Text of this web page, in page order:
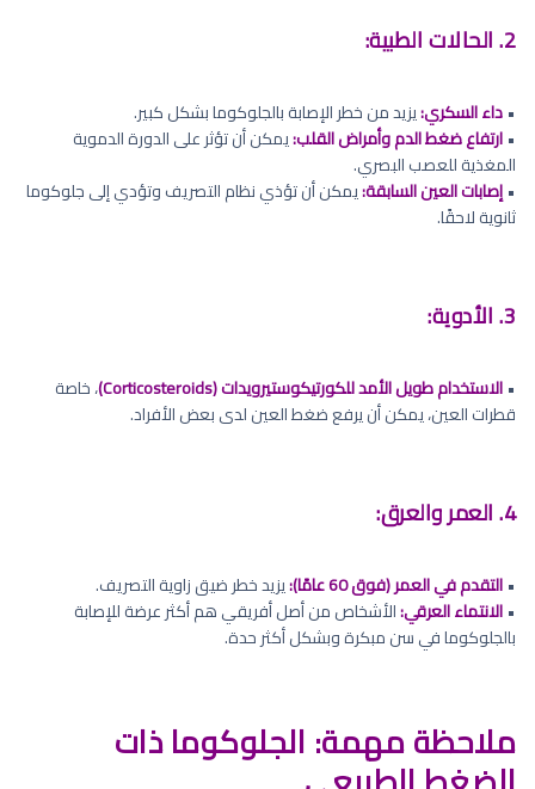
2. الحالات الطبية:
•داء السكري:يزيد من خطر الإصابة بالجلوكوما بشكل كبير.
•ارتفاع ضغط الدم وأمراض القلب:يمكن أن تؤثر على الدورة الدموية
المغذية للعصب البصري.
•إصابات العين السابقة:يمكن أن تؤذي نظام التصريف وتؤدي إلى جلوكوما
ثانوية لاحقًا.
3. الأدوية:
•الاستخدام طويل الأمد للكورتيكوستيرويدات (Corticosteroids)
، خاصة
قطرات العين، يمكن أن يرفع ضغط العين لدى بعض الأفراد.
4. العمر والعرق:
•التقدم في العمر (فوق 60 عامًا):
يزيد خطر ضيق زاوية التصريف.
•الانتماء العرقي:الأشخاص من أصل أفريقي هم أكثر عرضة للإصابة
بالجلوكوما في سن مبكرة وبشكل أكثر حدة.
ملاحظة مهمة: الجلوكوما ذات